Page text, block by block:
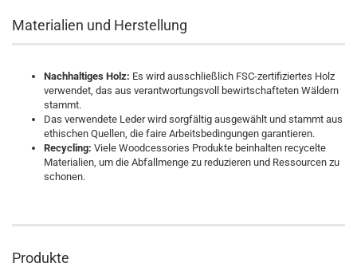
Materialien und Herstellung
Nachhaltiges Holz: Es wird ausschließlich FSC-zertifiziertes Holz
verwendet, das aus verantwortungsvoll bewirtschafteten Wäldern
stammt.
Das verwendete Leder wird sorgfältig ausgewählt und stammt aus
ethischen Quellen, die faire Arbeitsbedingungen garantieren.
Recycling: Viele Woodcessories Produkte beinhalten recycelte
Materialien, um die Abfallmenge zu reduzieren und Ressourcen zu
schonen.
Produkte